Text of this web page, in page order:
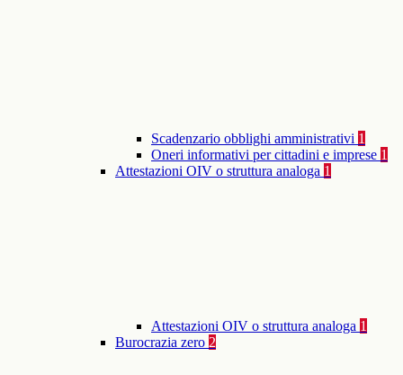
Scadenzario obblighi amministrativi 1
Oneri informativi per cittadini e imprese 1
Attestazioni OIV o struttura analoga 1
Attestazioni OIV o struttura analoga 1
Burocrazia zero 2